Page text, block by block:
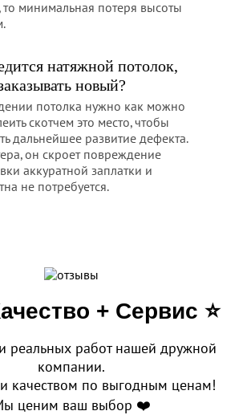
то минимальная потеря высоты
натяжной потолок,
новый?
потолка нужно как можно
скотчем это место, чтобы
дальнейшее развитие дефекта.
он скроет повреждение
аккуратной заплатки и
не потребуется.
+ Сервис ⭐️
реальных работ нашей дружной
компании.
качеством по выгодным ценам!
ценим ваш выбор ❤️